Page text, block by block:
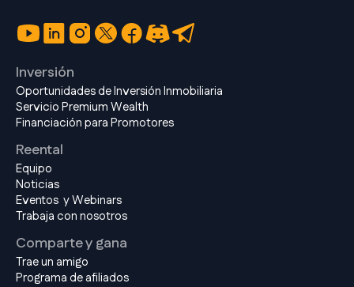
Inversión
Oportunidades de Inversión Inmobiliaria
Servicio Premium Wealth
Financiación para Promotores
Reental
Equipo
Noticias
Eventos y Webinars
Trabaja con nosotros
Comparte y gana
Trae un amigo
Programa de afiliados